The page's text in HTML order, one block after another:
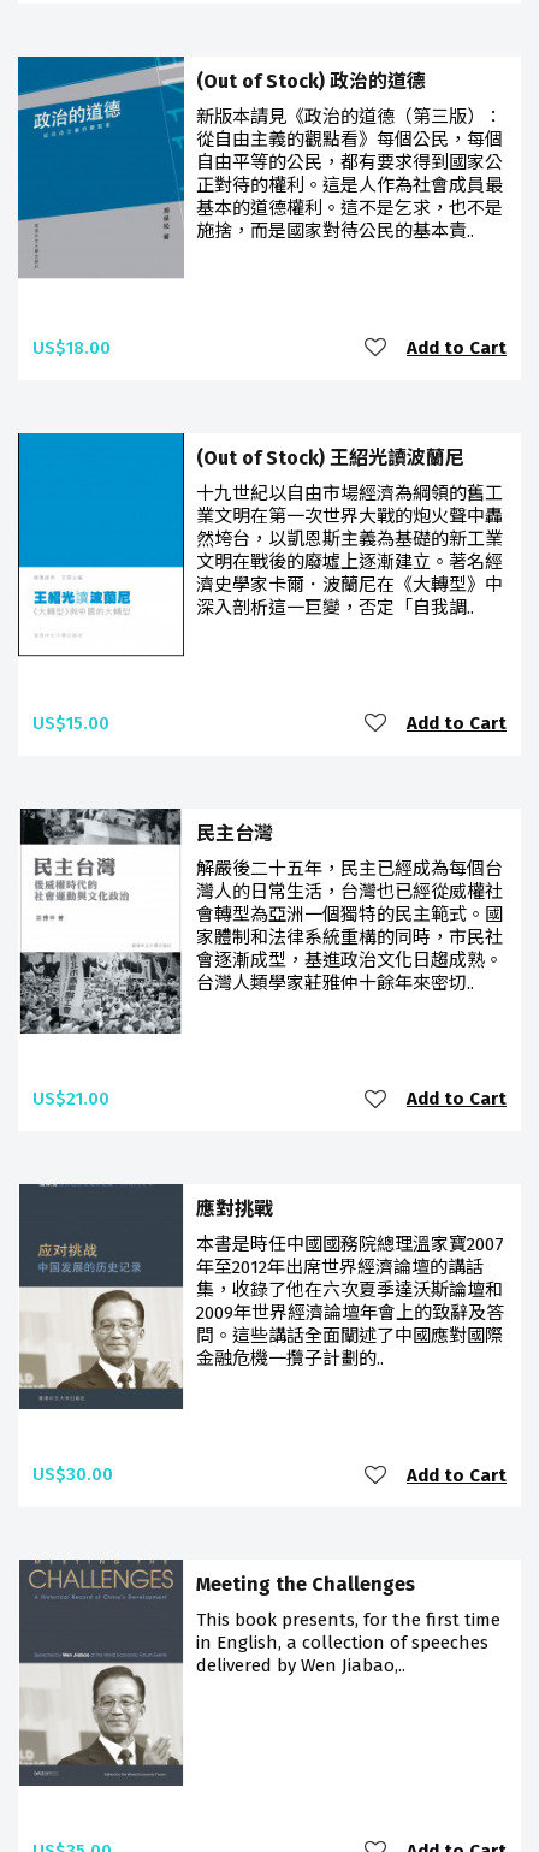
(Out of Stock) 政治的道德
新版本請見《政治的道德（第三版）：
從自由主義的觀點看》每個公民，每個
自由平等的公民，都有要求得到國家公
正對待的權利。這是人作為社會成員最
基本的道德權利。這不是乞求，也不是
施捨，而是國家對待公民的基本責..
US$18.00 Add to Cart
(Out of Stock) 王紹光讀波蘭尼
十九世紀以自由市場經濟為綱領的舊工
業文明在第一次世界大戰的炮火聲中轟
然垮台，以凱恩斯主義為基礎的新工業
文明在戰後的廢墟上逐漸建立。著名經
濟史學家卡爾．波蘭尼在《大轉型》中
深入剖析這一巨變，否定「自我調..
US$15.00 Add to Cart
民主台灣
解嚴後二十五年，民主已經成為每個台
灣人的日常生活，台灣也已經從威權社
會轉型為亞洲一個獨特的民主範式。國
家體制和法律系統重構的同時，市民社
會逐漸成型，基進政治文化日趨成熟。
台灣人類學家莊雅仲十餘年來密切..
US$21.00 Add to Cart
應對挑戰
本書是時任中國國務院總理溫家寶2007
年至2012年出席世界經濟論壇的講話
集，收錄了他在六次夏季達沃斯論壇和
2009年世界經濟論壇年會上的致辭及答
問。這些講話全面闡述了中國應對國際
金融危機一攬子計劃的..
US$30.00 Add to Cart
Meeting the Challenges
This book presents, for the first time
in English, a collection of speeches
delivered by Wen Jiabao,..